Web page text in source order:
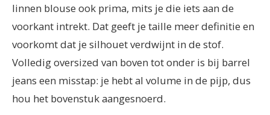
linnen blouse ook prima, mits je die iets aan de
voorkant intrekt. Dat geeft je taille meer definitie en
voorkomt dat je silhouet verdwijnt in de stof.
Volledig oversized van boven tot onder is bij barrel
jeans een misstap: je hebt al volume in de pijp, dus
hou het bovenstuk aangesnoerd.